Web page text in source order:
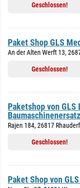
Geschlossen!
Paket Shop GLS
An der Alten Werft 13,
Geschlossen!
Paketshop von GLS
Rajen 184, 26817
Geschlossen!
Paket Shop von